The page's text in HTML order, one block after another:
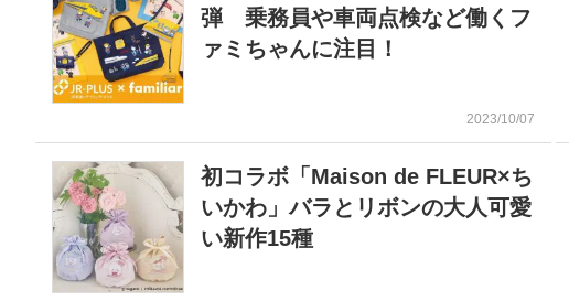
弾 乗務員や車両点検など働くフ
ァミちゃんに注目！
2023/10/07
初コラボ「Maison de FLEUR×ち
いかわ」バラとリボンの大人可愛
い新作15種